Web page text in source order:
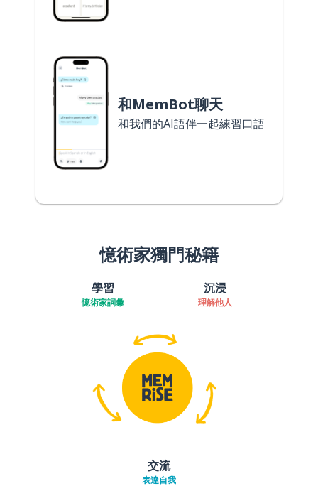
和MemBot聊天
和我們的AI語伴一起練習口語
憶術家獨門秘籍
學習
憶術家詞彙
沉浸
理解他人
交流
表達自我